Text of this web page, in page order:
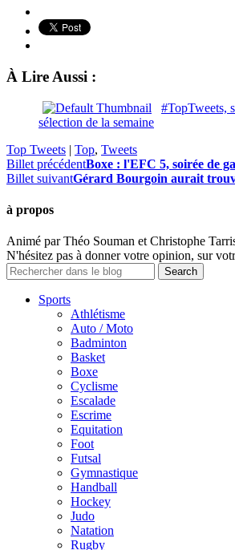
À Lire Aussi :
#TopTweets,
sélection de la semaine
Top Tweets | Top, Tweets
Billet précédentBoxe : l'EFC 5, soirée de
Billet suivantGérard Bourgoin aurait
à propos
Animé par Théo Souman et Christophe
N'hésitez pas à donner votre opinion, sur
Sports
Athlétisme
Auto / Moto
Badminton
Basket
Boxe
Cyclisme
Escalade
Escrime
Equitation
Foot
Futsal
Gymnastique
Handball
Hockey
Judo
Natation
Rugby